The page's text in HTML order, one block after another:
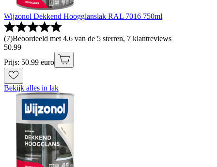
Wijzonol Dekkend Hoogglanslak RAL 7016 750ml
(7)Beoordeeld met 4.6 van de 5 sterren, 7 klantreviews
50.99
Prijs: 50.99 euro
Bekijk alles in lak